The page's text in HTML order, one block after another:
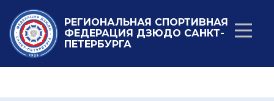
РЕГИОНАЛЬНАЯ СПОРТИВНАЯ
ФЕДЕРАЦИЯ ДЗЮДО САНКТ-
ПЕТЕРБУРГА